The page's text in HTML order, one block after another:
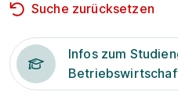
Suche zurücksetzen
Infos zum